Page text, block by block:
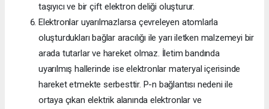
taşıyıcı ve bir çift elektron deliği oluşturur.
Elektronlar uyarılmazlarsa çevreleyen atomlarla
oluşturdukları bağlar aracılığı ile yarı iletken malzemeyi bir
arada tutarlar ve hareket olmaz. İletim bandında
uyarılmış hallerinde ise elektronlar materyal içerisinde
hareket etmekte serbesttir. P-n bağlantısı nedeni ile
ortaya çıkan elektrik alanında elektronlar ve